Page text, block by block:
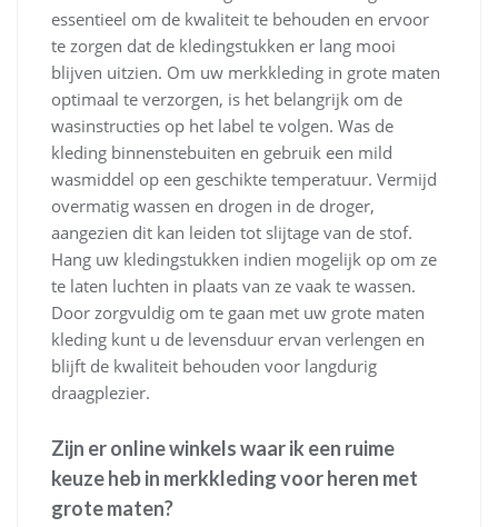
essentieel om de kwaliteit te behouden en ervoor
te zorgen dat de kledingstukken er lang mooi
blijven uitzien. Om uw merkkleding in grote maten
optimaal te verzorgen, is het belangrijk om de
wasinstructies op het label te volgen. Was de
kleding binnenstebuiten en gebruik een mild
wasmiddel op een geschikte temperatuur. Vermijd
overmatig wassen en drogen in de droger,
aangezien dit kan leiden tot slijtage van de stof.
Hang uw kledingstukken indien mogelijk op om ze
te laten luchten in plaats van ze vaak te wassen.
Door zorgvuldig om te gaan met uw grote maten
kleding kunt u de levensduur ervan verlengen en
blijft de kwaliteit behouden voor langdurig
draagplezier.
Zijn er online winkels waar ik een ruime
keuze heb in merkkleding voor heren met
grote maten?